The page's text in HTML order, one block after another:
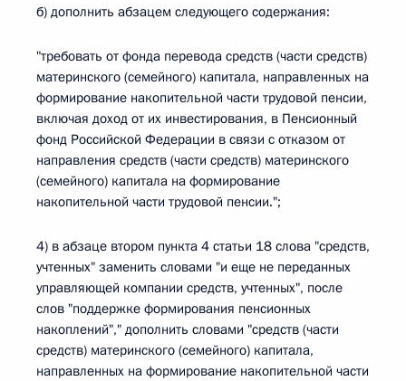
б) дополнить абзацем следующего содержания:
"требовать от фонда перевода средств (части средств)
материнского (семейного) капитала, направленных на
формирование накопительной части трудовой пенсии,
включая доход от их инвестирования, в Пенсионный
фонд Российской Федерации в связи с отказом от
направления средств (части средств) материнского
(семейного) капитала на формирование
накопительной части трудовой пенсии.";
4) в абзаце втором пункта 4 статьи 18 слова "средств,
учтенных" заменить словами "и еще не переданных
управляющей компании средств, учтенных", после
слов "поддержке формирования пенсионных
накоплений"," дополнить словами "средств (части
средств) материнского (семейного) капитала,
направленных на формирование накопительной части